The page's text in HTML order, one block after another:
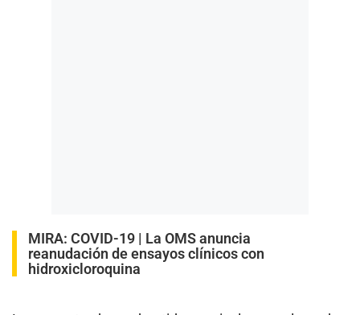
MIRA: COVID-19 | La OMS anuncia
reanudación de ensayos clínicos con
hidroxicloroquina